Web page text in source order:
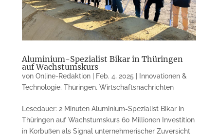
Aluminium-Spezialist Bikar in Thüringen
auf Wachstumskurs
von Online-Redaktion| Feb. 4, 2025
Innovationen &
Technologie, Thüringen, Wirtschaftsnachrichten
Lesedauer: 2 Minuten Aluminium-Spezialist Bikar in
Thüringen auf Wachstumskurs 60 Millionen Investition
in Korbußen als Signal unternehmerischer Zuversicht